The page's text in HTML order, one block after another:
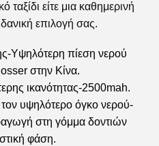
ταξίδι είτε μια καθημερινή
επιλογή σας.
Υψηλότερη πίεση νερού
στην Κίνα.
ικανότητας-2500mah.
υψηλότερο όγκο νερού-
στη γόμμα δοντιών
φάση.